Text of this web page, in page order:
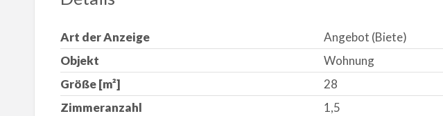
Art der Anzeige
Angebot (Biete)
Objekt
Wohnung
Größe [m²]
28
Zimmeranzahl
1,5